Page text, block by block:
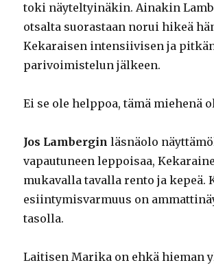
toki näyteltyinäkin. Ainakin
otsalta suorastaan norui hikeä
Kekaraisen intensiivisen ja
parivoimistelun jälkeen.
Ei se ole helppoa, tämä miehenä
Jos Lambergin läsnäolo
vapautuneen leppoisaa,
mukavalla tavalla rento ja kepeä.
esiintymisvarmuus on
tasolla.
Laitisen Marika on ehkä hieman